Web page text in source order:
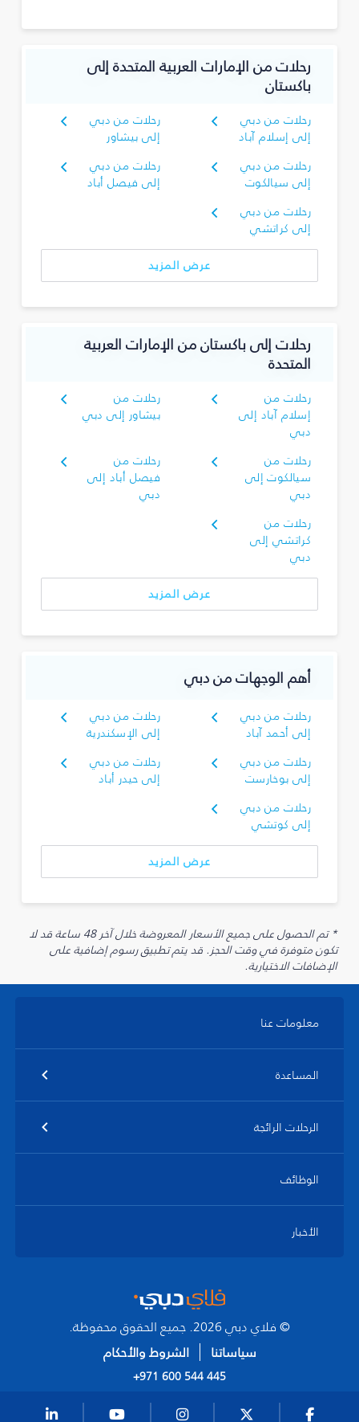
رحلات من الإمارات العربية المتحدة إلى
باكستان
رحلات من دبي
إلى إسلام آباد
رحلات من دبي
إلى بيشاور
رحلات من دبي
إلى سيالكوت
رحلات من دبي
إلى فيصل أباد
رحلات من دبي
إلى كراتشي
عرض المزيد
رحلات إلى باكستان من الإمارات العربية
المتحدة
رحلات من
إسلام آباد إلى
دبي
رحلات من
بيشاور إلى دبي
رحلات من
سيالكوت إلى
دبي
رحلات من
فيصل أباد إلى
دبي
رحلات من
كراتشي إلى
دبي
عرض المزيد
أهم الوجهات من دبي
رحلات من دبي
إلى أحمد آباد
رحلات من دبي
إلى الإسكندرية
رحلات من دبي
إلى بوخارست
رحلات من دبي
إلى حيدر أباد
رحلات من دبي
إلى كوتشي
عرض المزيد
* تم الحصول على جميع الأسعار المعروضة خلال آخر 48 ساعة قد لا
تكون متوفرة في وقت الحجز. قد يتم تطبيق رسوم إضافية على
الإضافات الاختيارية.
معلومات عنا
المساعدة
الرحلات الرائجة
الوظائف
الأخبار
© فلاي دبي 2026. جميع الحقوق محفوظة.
سياساتنا
الشروط والأحكام
+971 600 544 445